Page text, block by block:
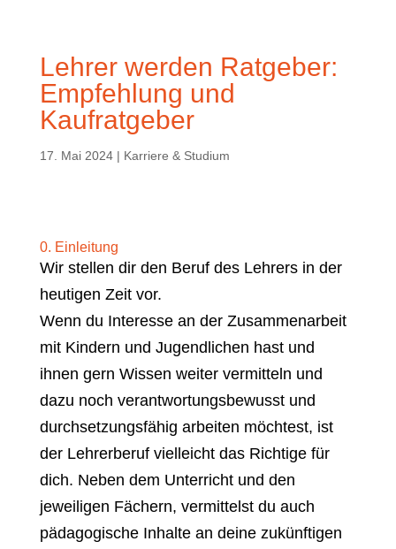
Lehrer werden Ratgeber:
Empfehlung und
Kaufratgeber
17. Mai 2024| Karriere & Studium
0. Einleitung
Wir stellen dir den Beruf des Lehrers in der
heutigen Zeit vor.
Wenn du Interesse an der Zusammenarbeit
mit Kindern und Jugendlichen hast und
ihnen gern Wissen weiter vermitteln und
dazu noch verantwortungsbewusst und
durchsetzungsfähig arbeiten möchtest, ist
der Lehrerberuf vielleicht das Richtige für
dich. Neben dem Unterricht und den
jeweiligen Fächern, vermittelst du auch
pädagogische Inhalte an deine zukünftigen